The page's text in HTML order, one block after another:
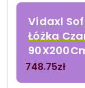
Vidaxl
Łóżka
748.75zł